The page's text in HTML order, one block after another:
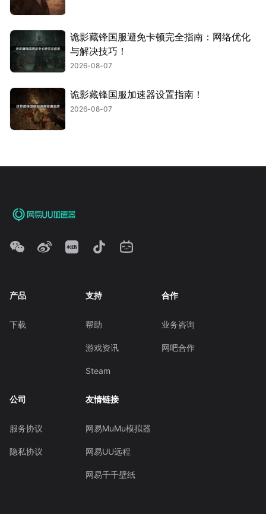
诡影藏锋国服避免卡顿完全指南：网络优化
与解决技巧！
2026-08-07
诡影藏锋国服加速器设置指南！
2026-08-07
产品
下载
支持
帮助
游戏资讯
Steam
合作
业务咨询
网吧合作
公司
服务协议
隐私协议
友情链接
网易MuMu模拟器
网易UU远程
网易千千壁纸